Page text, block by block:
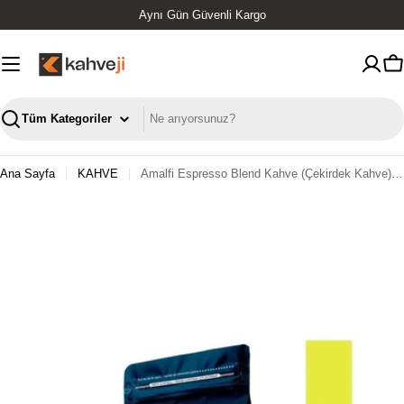
Orjinal Ürün
Ara
Ana Sayfa KAHVE Amalfi Espresso Blend Kahve (Çekirdek Kahve) 250 G